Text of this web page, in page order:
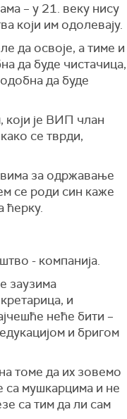
– у 21. веку нису
који им одолевају.
да освоје, а тиме и
да буде чистачица,
да буде
је ВИП члан
се тврди,
за одржавање
се роди син каже
ћерку.
- компанија.
заузима
и
неће бити –
и бригом
томе да их зовемо
са мушкарцима и не
са тим да ли сам